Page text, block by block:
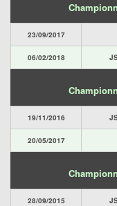
23/09/2017
06/02/2018
19/11/2016
20/05/2017
28/09/2015